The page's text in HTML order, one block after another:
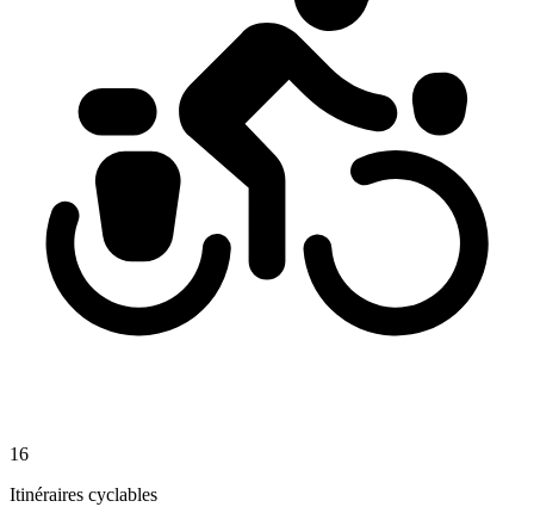
16
Itinéraires cyclables